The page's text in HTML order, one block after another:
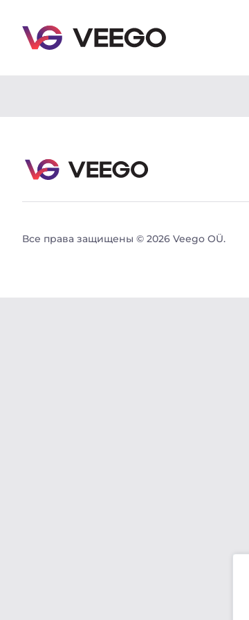
Все права защищены © 2026 Veego OÜ.